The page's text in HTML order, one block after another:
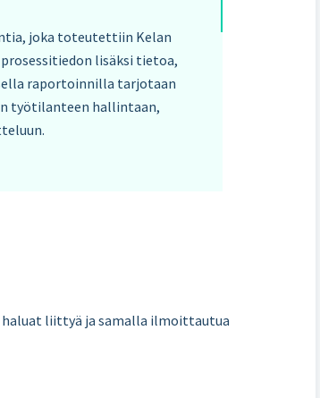
joka toteutettiin Kelan
lisäksi tietoa,
raportoinnilla tarjotaan
työtilanteen hallintaan,
liittyä ja samalla ilmoittautua